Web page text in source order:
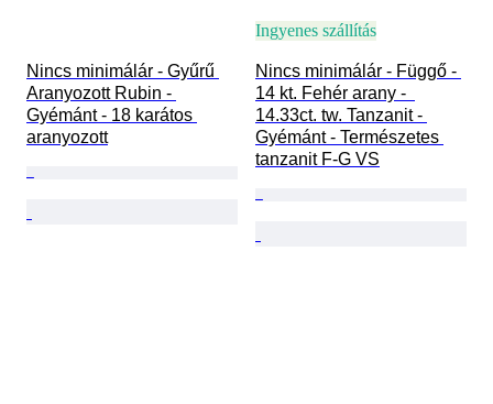
Nincs minimálár - Gyűrű
Aranyozott Rubin -
Gyémánt - 18 karátos
aranyozott
Ingyenes szállítás
Nincs minimálár - Függő -
14 kt. Fehér arany -
14.33ct. tw. Tanzanit -
Gyémánt - Természetes
tanzanit F-G VS